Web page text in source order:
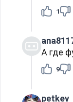
1
А где
9
petkev